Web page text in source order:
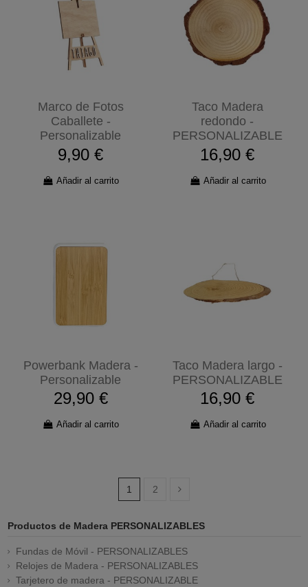
Marco de Fotos
Caballete -
Personalizable
9,90 €
Añadir al carrito
Taco Madera
redondo -
PERSONALIZABLE
16,90 €
Añadir al carrito
Powerbank Madera -
Personalizable
29,90 €
Añadir al carrito
Taco Madera largo -
PERSONALIZABLE
16,90 €
Añadir al carrito
1 2
Productos de Madera PERSONALIZABLES
Fundas de Móvil - PERSONALIZABLES
Relojes de Madera - PERSONALIZABLES
Tarjetero de madera - PERSONALIZABLE